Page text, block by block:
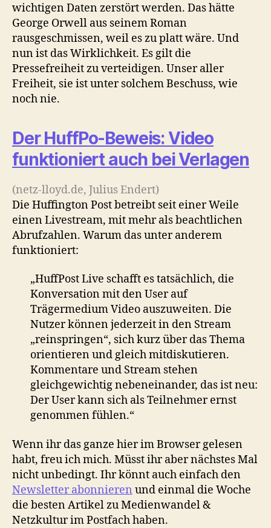
wichtigen Daten zerstört werden. Das hätte
George Orwell aus seinem Roman
rausgeschmissen, weil es zu platt wäre. Und
nun ist das Wirklichkeit. Es gilt die
Pressefreiheit zu verteidigen. Unser aller
Freiheit, sie ist unter solchem Beschuss, wie
noch nie.
Der HuffPo-Beweis: Video
funktioniert auch bei Verlagen
(netz-lloyd.de, Julius Endert)
Die Huffington Post betreibt seit einer Weile
einen Livestream, mit mehr als beachtlichen
Abrufzahlen. Warum das unter anderem
funktioniert:
„HuffPost Live schafft es tatsächlich, die
Konversation mit den User auf
Trägermedium Video auszuweiten. Die
Nutzer können jederzeit in den Stream
„reinspringen“, sich kurz über das Thema
orientieren und gleich mitdiskutieren.
Kommentare und Stream stehen
gleichgewichtig nebeneinander, das ist neu:
Der User kann sich als Teilnehmer ernst
genommen fühlen.“
Wenn ihr das ganze hier im Browser gelesen
habt, freu ich mich. Müsst ihr aber nächstes Mal
nicht unbedingt. Ihr könnt auch einfach den
Newsletter abonnieren und einmal die Woche
die besten Artikel zu Medienwandel &
Netzkultur im Postfach haben.